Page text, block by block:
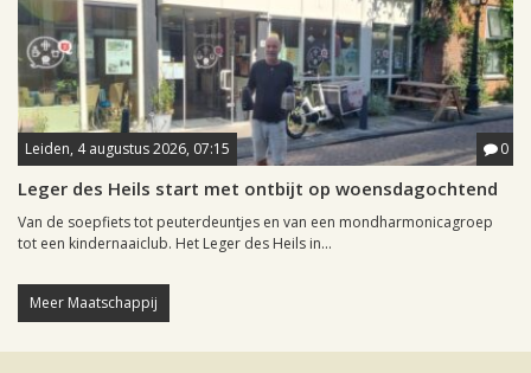
Leiden, 4 augustus 2026, 07:15 0
Leger des Heils start met ontbijt op woensdagochtend
Van de soepfiets tot peuterdeuntjes en van een mondharmonicagroep
tot een kindernaaiclub. Het Leger des Heils in...
Meer Maatschappij